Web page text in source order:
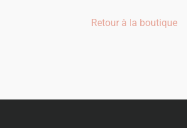
Retour à la boutique